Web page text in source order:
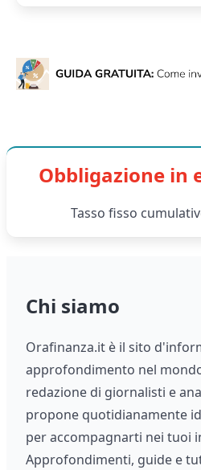
Obbligazione in
Tasso fisso
Chi siamo
Orafinanza.it è il sito
approfondimento nel
redazione di giornalisti e
propone quotidianamente
per accompagnarti nei tuoi
Approfondimenti, guide e